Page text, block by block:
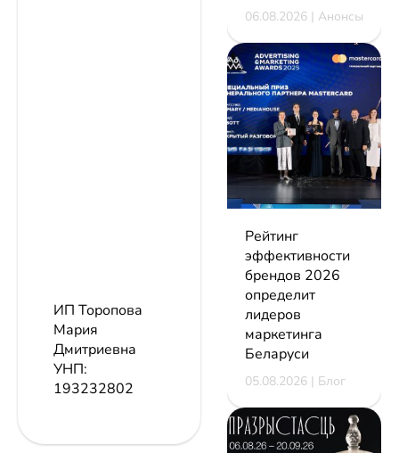
ИП Торопова
Мария
Дмитриевна
УНП:
193232802
06.08.2026 | Анонсы
Рейтинг
эффективности
брендов 2026
определит
лидеров
маркетинга
Беларуси
05.08.2026 | Блог